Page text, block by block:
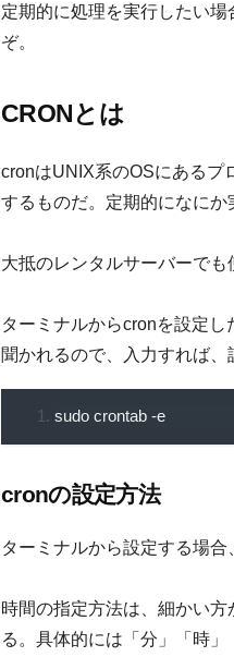
定期的に処理を実行したい
ぞ。
CRONとは
cronはUNIX系のOSにあるプ
するものだ。定期的になにか
大抵のレンタルサーバーでも
ターミナルからcronを設定
聞かれるので、入力すれば、
sudo crontab -e
cronの設定方法
ターミナルから設定する場合
時間の指定方法は、細かい
る。具体的には「分」「時」